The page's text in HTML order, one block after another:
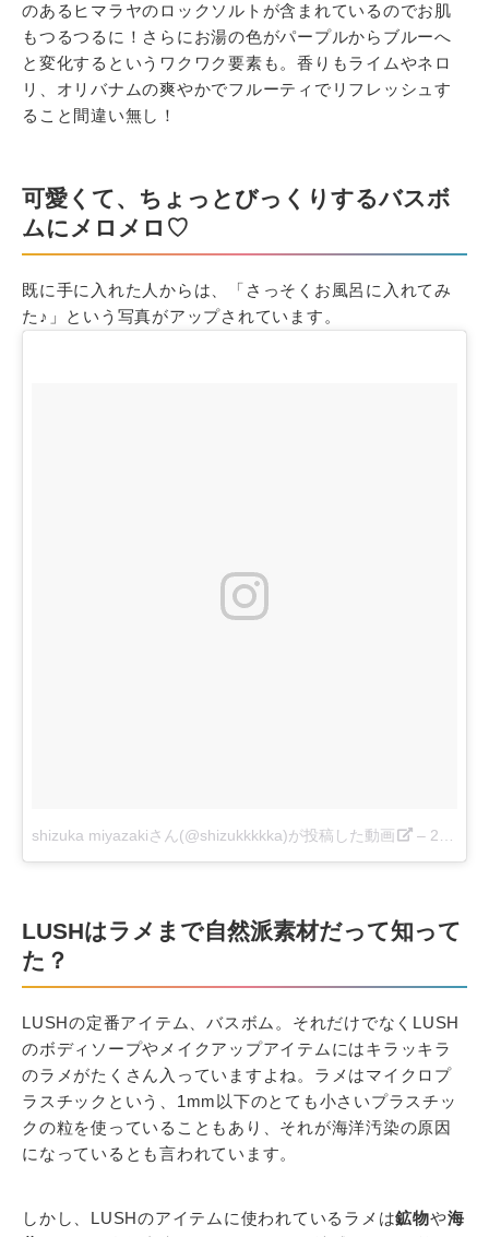
のあるヒマラヤのロックソルトが含まれているのでお肌
もつるつるに！さらにお湯の色がパープルからブルーへ
と変化するというワクワク要素も。香りもライムやネロ
リ、オリバナムの爽やかでフルーティでリフレッシュす
ること間違い無し！
可愛くて、ちょっとびっくりするバスボ
ムにメロメロ♡
既に手に入れた人からは、「さっそくお風呂に入れてみ
た♪」という写真がアップされています。
shizuka miyazakiさん(@shizukkkkka)が投稿した動画 – 2016 9月 23 1:36午前 PDT
LUSHはラメまで自然派素材だって知って
た？
LUSHの定番アイテム、バスボム。それだけでなくLUSH
のボディソープやメイクアップアイテムにはキラッキラ
のラメがたくさん入っていますよね。ラメはマイクロプ
ラスチックという、1mm以下のとても小さいプラスチッ
クの粒を使っていることもあり、それが海洋汚染の原因
になっているとも言われています。
しかし、LUSHのアイテムに使われているラメは鉱物や海